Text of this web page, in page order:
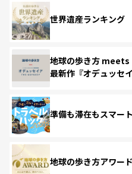
世界遺産ランキング
地球の歩き方 meets
最新作『オデュッセイ
準備も滞在もスマー
地球の歩き方アワー